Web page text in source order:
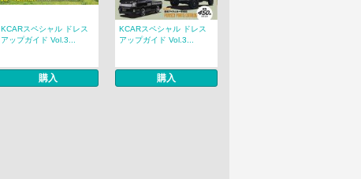
KCARスペシャル ドレス
アップガイド Vol.3...
購入
KCARスペシャル ドレス
アップガイド Vol.3...
購入